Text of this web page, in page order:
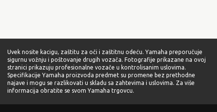
Uvek nosite kacigu, zaštitu za oči i zaštitnu odeću. Yamaha preporučuje
sigurnu vožnju i poštovanje drugih vozača. Fotografije prikazane na ovoj
stranici prikazuju profesionalne vozače u kontrolisanim uslovima.
Specifikacije Yamaha proizvoda predmet su promene bez prethodne
najave i mogu se razlikovati u skladu sa zahtevima i uslovima. Za više
informacija obratite se svom Yamaha trgovcu.